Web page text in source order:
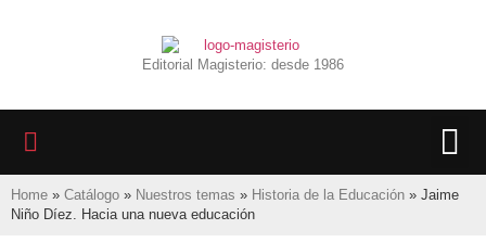
Editorial Magisterio: desde 1986
Home » Catálogo » Nuestros temas » Historia de la Educación » Jaime
Niño Díez. Hacia una nueva educación